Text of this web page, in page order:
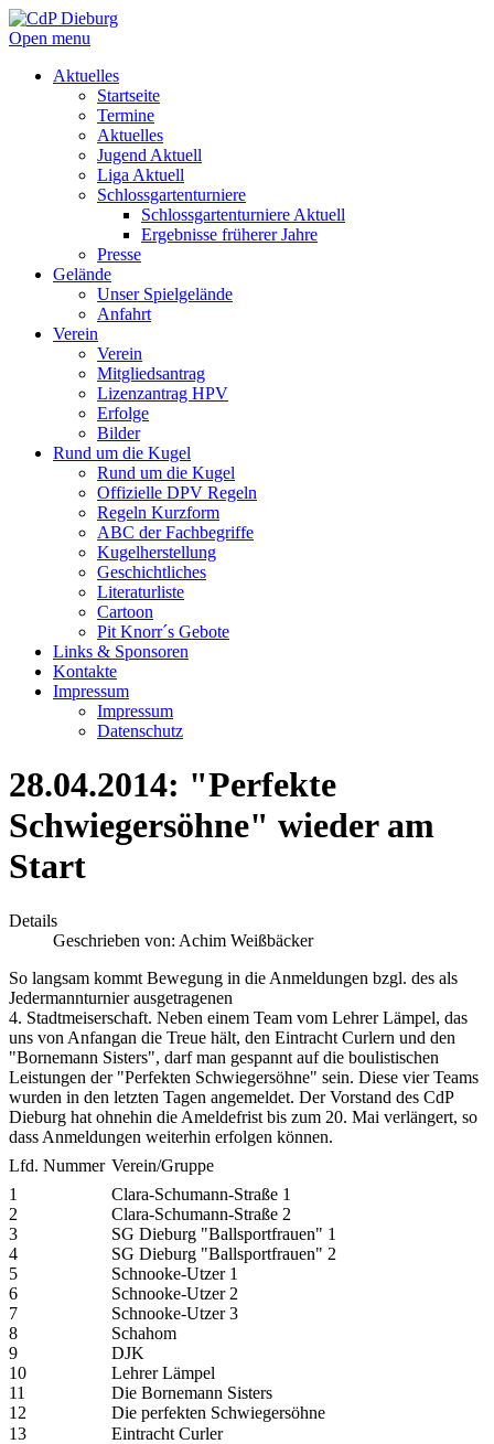
Open menu
Aktuelles
Startseite
Termine
Aktuelles
Jugend Aktuell
Liga Aktuell
Schlossgartenturniere
Schlossgartenturniere Aktuell
Ergebnisse früherer Jahre
Presse
Gelände
Unser Spielgelände
Anfahrt
Verein
Verein
Mitgliedsantrag
Lizenzantrag HPV
Erfolge
Bilder
Rund um die Kugel
Rund um die Kugel
Offizielle DPV Regeln
Regeln Kurzform
ABC der Fachbegriffe
Kugelherstellung
Geschichtliches
Literaturliste
Cartoon
Pit Knorr´s Gebote
Links & Sponsoren
Kontakte
Impressum
Impressum
Datenschutz
28.04.2014: "Perfekte
Schwiegersöhne" wieder am
Start
Details
Geschrieben von: Achim Weißbäcker
So langsam kommt Bewegung in die Anmeldungen bzgl. des als
Jedermannturnier ausgetragenen
4. Stadtmeiserschaft. Neben einem Team vom Lehrer Lämpel, das
uns von Anfangan die Treue hält, den Eintracht Curlern und den
"Bornemann Sisters", darf man gespannt auf die boulistischen
Leistungen der "Perfekten Schwiegersöhne" sein. Diese vier Teams
wurden in den letzten Tagen angemeldet. Der Vorstand des CdP
Dieburg hat ohnehin die Ameldefrist bis zum 20. Mai verlängert, so
dass Anmeldungen weiterhin erfolgen können.
Lfd. Nummer Verein/Gruppe
1
Clara-Schumann-Straße 1
2
Clara-Schumann-Straße 2
3
SG Dieburg "Ballsportfrauen" 1
4
SG Dieburg "Ballsportfrauen" 2
5
Schnooke-Utzer 1
6
Schnooke-Utzer 2
7
Schnooke-Utzer 3
8
Schahom
9
DJK
10
Lehrer Lämpel
11
Die Bornemann Sisters
12
Die perfekten Schwiegersöhne
13
Eintracht Curler